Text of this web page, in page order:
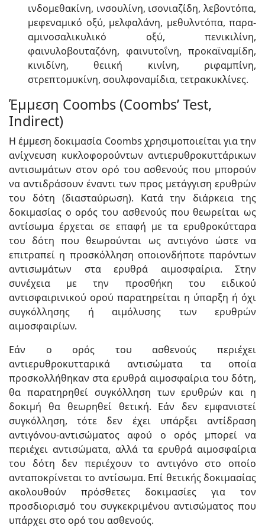
ινδομεθακίνη, ινσουλίνη, ισονιαζίδη, λεβοντόπα,
μεφεναμικό οξύ, μελφαλάνη, μεθυλντόπα, παρα-
αμινοσαλικυλικό οξύ, πενικιλίνη,
φαινυλοβουταζόνη, φαινυτοΐνη, προκαϊναμίδη,
κινιδίνη, θειική κινίνη, ριφαμπίνη,
στρεπτομυκίνη, σουλφοναμίδια, τετρακυκλίνες.
Έμμεση Coombs (Coombs’ Test,
Indirect)
Η έμμεση δοκιμασία Coombs χρησιμοποιείται για την
ανίχνευση κυκλοφορούντων αντιερυθροκυττάρικων
αντισωμάτων στον ορό του ασθενούς που μπορούν
να αντιδράσουν έναντι των προς μετάγγιση ερυθρών
του δότη (διασταύρωση). Κατά την διάρκεια της
δοκιμασίας ο ορός του ασθενούς που θεωρείται ως
αντίσωμα έρχεται σε επαφή με τα ερυθροκύτταρα
του δότη που θεωρούνται ως αντιγόνο ώστε να
επιτραπεί η προσκόλληση οποιονδήποτε παρόντων
αντισωμάτων στα ερυθρά αιμοσφαίρια. Στην
συνέχεια με την προσθήκη του ειδικού
αντισφαιρινικού ορού παρατηρείται η ύπαρξη ή όχι
συγκόλλησης ή αιμόλυσης των ερυθρών
αιμοσφαιρίων.
Εάν ο ορός του ασθενούς περιέχει
αντιερυθροκυτταρικά αντισώματα τα οποία
προσκολλήθηκαν στα ερυθρά αιμοσφαίρια του δότη,
θα παρατηρηθεί συγκόλληση των ερυθρών και η
δοκιμή θα θεωρηθεί θετική. Εάν δεν εμφανιστεί
συγκόλληση, τότε δεν έχει υπάρξει αντίδραση
αντιγόνου-αντισώματος αφού ο ορός μπορεί να
περιέχει αντισώματα, αλλά τα ερυθρά αιμοσφαίρια
του δότη δεν περιέχουν το αντιγόνο στο οποίο
ανταποκρίνεται το αντίσωμα. Επί θετικής δοκιμασίας
ακολουθούν πρόσθετες δοκιμασίες για τον
προσδιορισμό του συγκεκριμένου αντισώματος που
υπάρχει στο ορό του ασθενούς.